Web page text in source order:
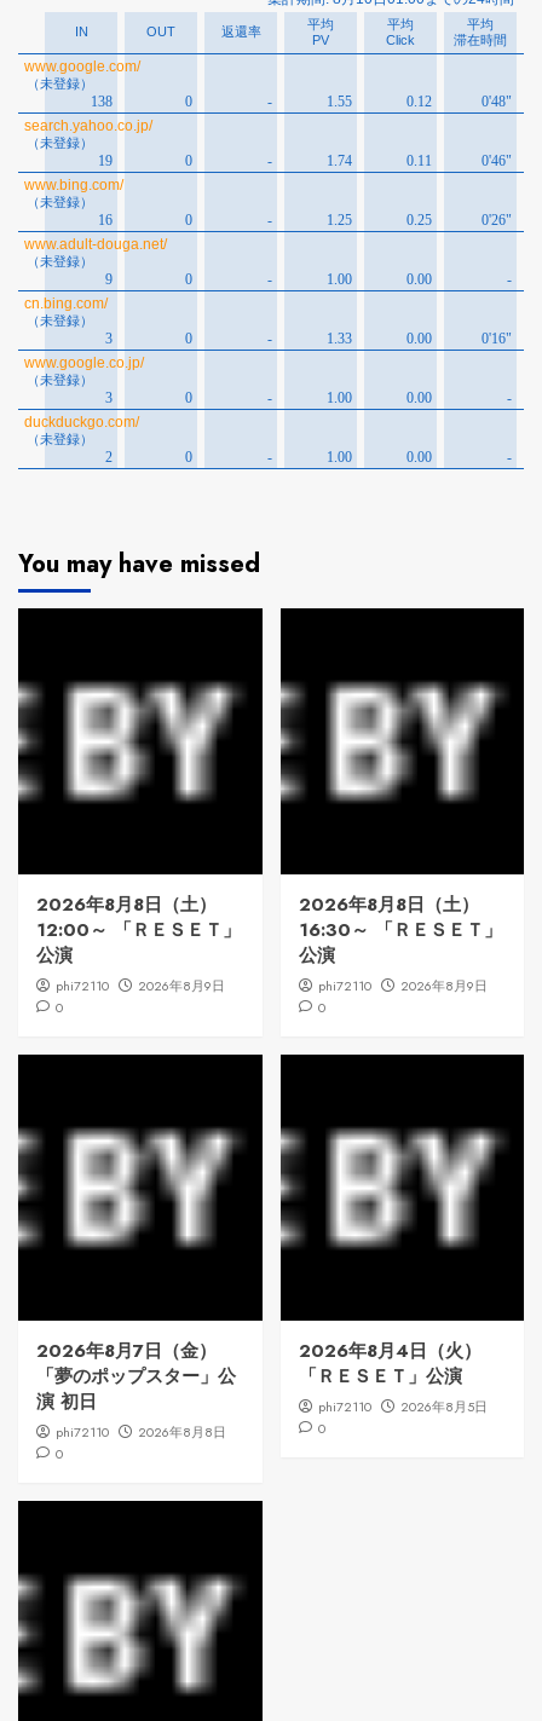
You may have missed
2026年8月8日（土）
12:00～ 「ＲＥＳＥＴ」
公演
phi72110
2026年8月9日
0
2026年8月8日（土）
16:30～ 「ＲＥＳＥＴ」
公演
phi72110
2026年8月9日
0
2026年8月7日（金）
「夢のポップスター」公
演 初日
phi72110
2026年8月8日
0
2026年8月4日（火）
「ＲＥＳＥＴ」公演
phi72110
2026年8月5日
0